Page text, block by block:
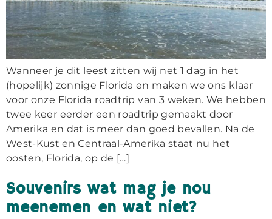
Wanneer je dit leest zitten wij net 1 dag in het
(hopelijk) zonnige Florida en maken we ons klaar
voor onze Florida roadtrip van 3 weken. We hebben
twee keer eerder een roadtrip gemaakt door
Amerika en dat is meer dan goed bevallen. Na de
West-Kust en Centraal-Amerika staat nu het
oosten, Florida, op de […]
Souvenirs wat mag je nou
meenemen en wat niet?